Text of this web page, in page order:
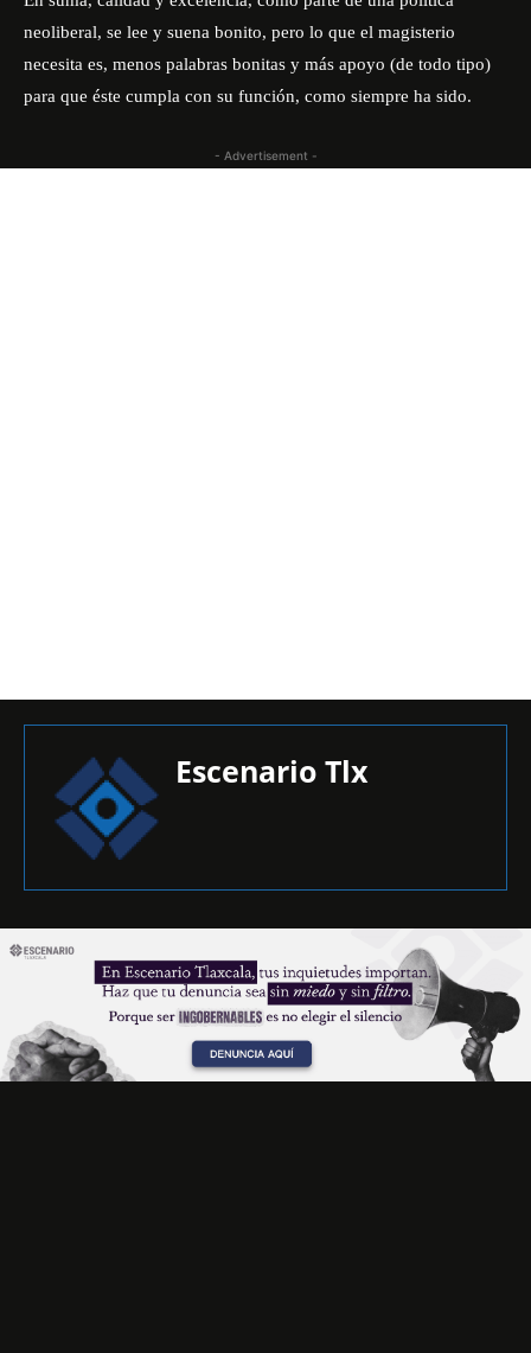
neoliberal, se lee y suena bonito, pero lo que el magisterio
necesita es, menos palabras bonitas y más apoyo (de todo tipo)
para que éste cumpla con su función, como siempre ha sido.
- Advertisement -
Escenario Tlx